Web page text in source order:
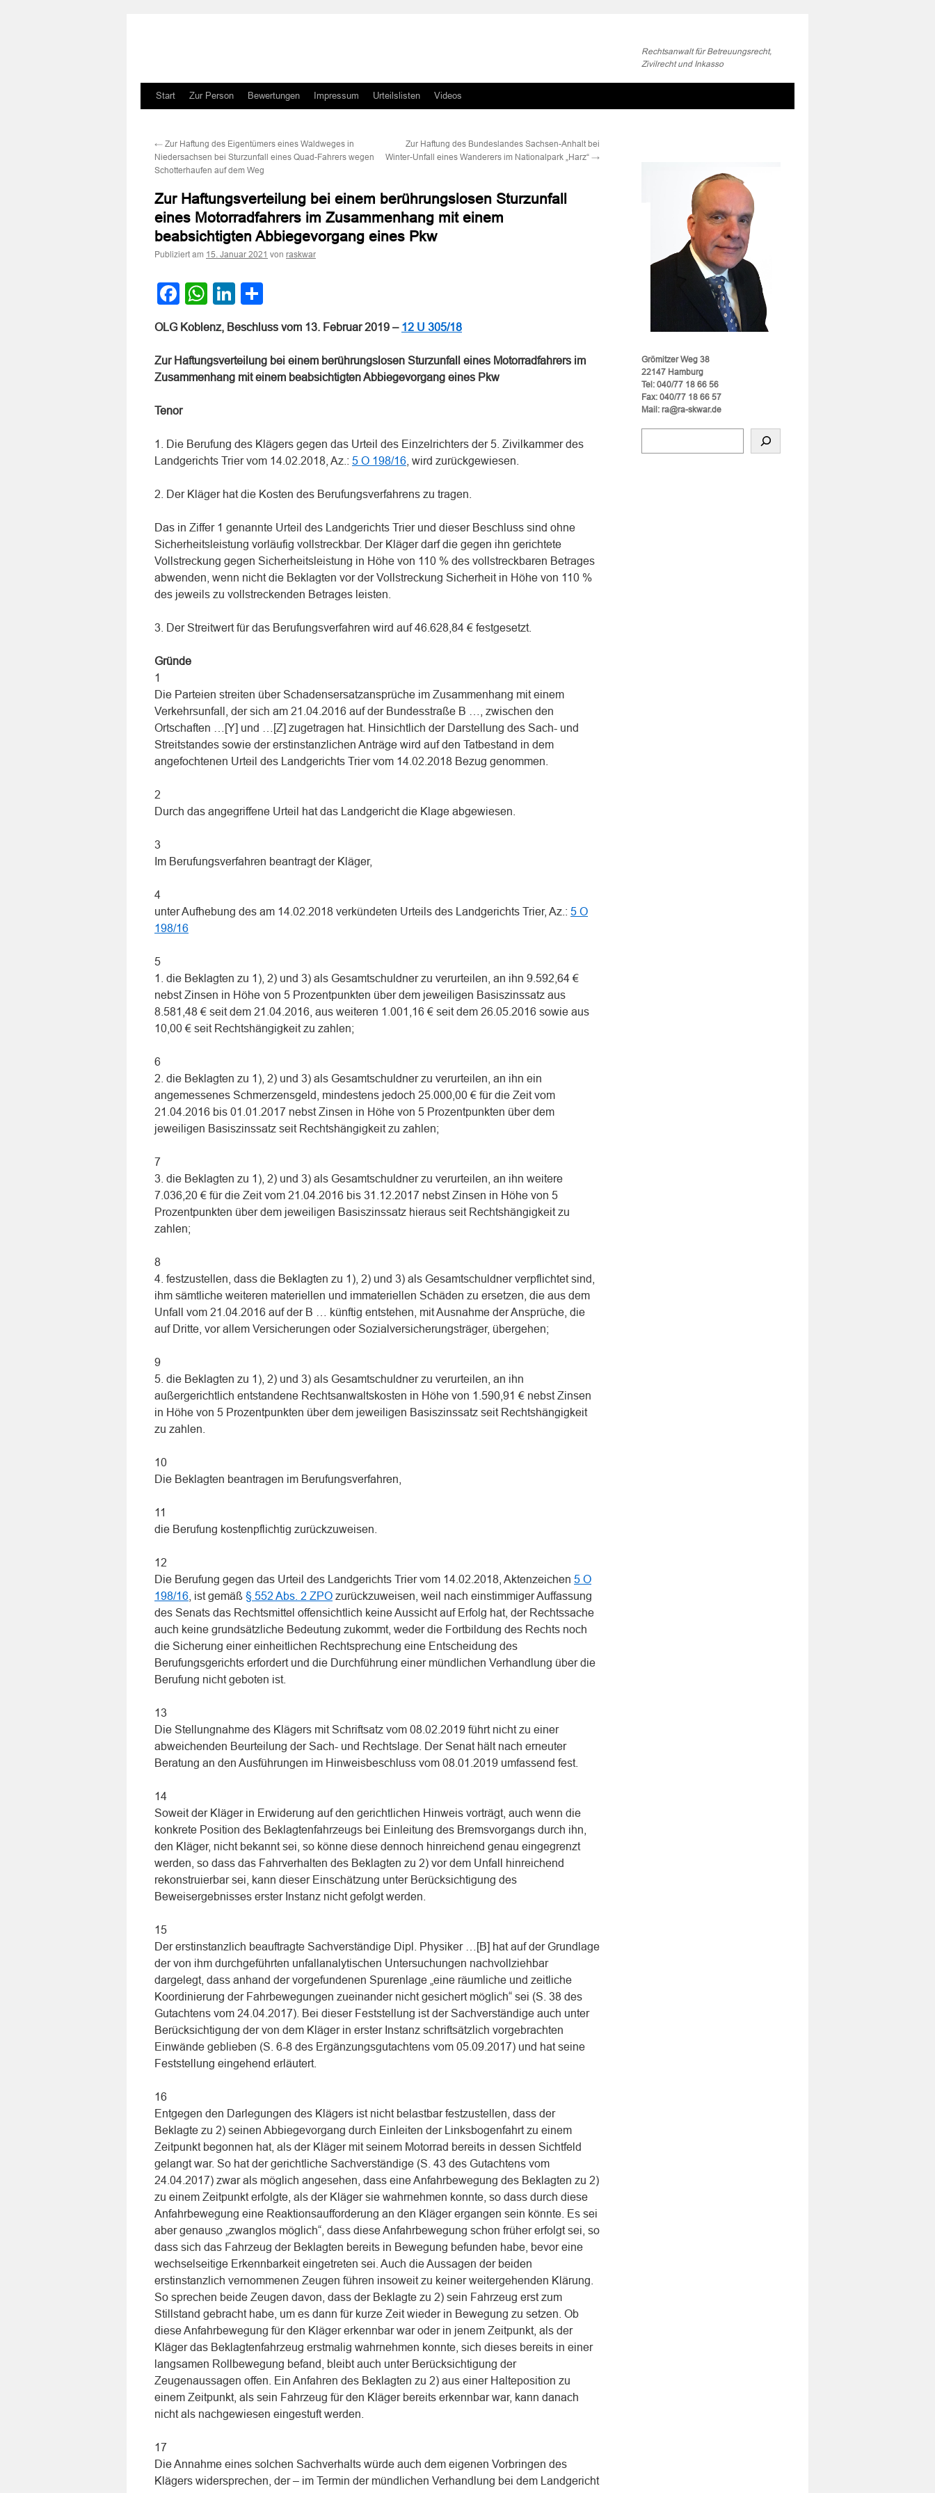
Rechtsanwalt für Betreuungsrecht,
Zivilrecht und Inkasso
Zum
springen
Start Zur Person Bewertungen Impressum Urteilslisten Videos
← Zur Haftung des Eigentümers eines Waldweges in
Niedersachsen bei Sturzunfall eines Quad-Fahrers wegen
Schotterhaufen auf dem Weg
Zur Haftung des Bundeslandes Sachsen-Anhalt bei
Winter-Unfall eines Wanderers im Nationalpark „Harz“ →
Zur Haftungsverteilung bei einem berührungslosen Sturzunfall
eines Motorradfahrers im Zusammenhang mit einem
beabsichtigten Abbiegevorgang eines Pkw
Publiziert am 15. Januar 2021 von raskwar
Facebook
WhatsApp
LinkedIn
OLG Koblenz, Beschluss vom 13. Februar 2019 – 12 U 305/18
Zur Haftungsverteilung bei einem berührungslosen Sturzunfall eines Motorradfahrers im
Zusammenhang mit einem beabsichtigten Abbiegevorgang eines Pkw
Tenor
1. Die Berufung des Klägers gegen das Urteil des Einzelrichters der 5. Zivilkammer des
Landgerichts Trier vom 14.02.2018, Az.: 5 O 198/16 , wird zurückgewiesen.
2. Der Kläger hat die Kosten des Berufungsverfahrens zu tragen.
Das in Ziffer 1 genannte Urteil des Landgerichts Trier und dieser Beschluss sind ohne
Sicherheitsleistung vorläufig vollstreckbar. Der Kläger darf die gegen ihn gerichtete
Vollstreckung gegen Sicherheitsleistung in Höhe von 110 % des vollstreckbaren Betrages
abwenden, wenn nicht die Beklagten vor der Vollstreckung Sicherheit in Höhe von 110 %
des jeweils zu vollstreckenden Betrages leisten.
3. Der Streitwert für das Berufungsverfahren wird auf 46.628,84 € festgesetzt.
Gründe
1
Die Parteien streiten über Schadensersatzansprüche im Zusammenhang mit einem
Verkehrsunfall, der sich am 21.04.2016 auf der Bundesstraße B …, zwischen den
Ortschaften …[Y] und …[Z] zugetragen hat. Hinsichtlich der Darstellung des Sach- und
Streitstandes sowie der erstinstanzlichen Anträge wird auf den Tatbestand in dem
angefochtenen Urteil des Landgerichts Trier vom 14.02.2018 Bezug genommen.
2
Durch das angegriffene Urteil hat das Landgericht die Klage abgewiesen.
3
Im Berufungsverfahren beantragt der Kläger,
4
unter Aufhebung des am 14.02.2018 verkündeten Urteils des Landgerichts Trier, Az.: 5 O
198/16
5
1. die Beklagten zu 1), 2) und 3) als Gesamtschuldner zu verurteilen, an ihn 9.592,64 €
nebst Zinsen in Höhe von 5 Prozentpunkten über dem jeweiligen Basiszinssatz aus
8.581,48 € seit dem 21.04.2016, aus weiteren 1.001,16 € seit dem 26.05.2016 sowie aus
10,00 € seit Rechtshängigkeit zu zahlen;
6
2. die Beklagten zu 1), 2) und 3) als Gesamtschuldner zu verurteilen, an ihn ein
angemessenes Schmerzensgeld, mindestens jedoch 25.000,00 € für die Zeit vom
21.04.2016 bis 01.01.2017 nebst Zinsen in Höhe von 5 Prozentpunkten über dem
jeweiligen Basiszinssatz seit Rechtshängigkeit zu zahlen;
7
3. die Beklagten zu 1), 2) und 3) als Gesamtschuldner zu verurteilen, an ihn weitere
7.036,20 € für die Zeit vom 21.04.2016 bis 31.12.2017 nebst Zinsen in Höhe von 5
Prozentpunkten über dem jeweiligen Basiszinssatz hieraus seit Rechtshängigkeit zu
zahlen;
8
4. festzustellen, dass die Beklagten zu 1), 2) und 3) als Gesamtschuldner verpflichtet sind,
ihm sämtliche weiteren materiellen und immateriellen Schäden zu ersetzen, die aus dem
Unfall vom 21.04.2016 auf der B … künftig entstehen, mit Ausnahme der Ansprüche, die
auf Dritte, vor allem Versicherungen oder Sozialversicherungsträger, übergehen;
9
5. die Beklagten zu 1), 2) und 3) als Gesamtschuldner zu verurteilen, an ihn
außergerichtlich entstandene Rechtsanwaltskosten in Höhe von 1.590,91 € nebst Zinsen
in Höhe von 5 Prozentpunkten über dem jeweiligen Basiszinssatz seit Rechtshängigkeit
zu zahlen.
10
Die Beklagten beantragen im Berufungsverfahren,
11
die Berufung kostenpflichtig zurückzuweisen.
12
Die Berufung gegen das Urteil des Landgerichts Trier vom 14.02.2018, Aktenzeichen 5 O
198/16 , ist gemäß § 552 Abs. 2 ZPO zurückzuweisen, weil nach einstimmiger Auffassung
des Senats das Rechtsmittel offensichtlich keine Aussicht auf Erfolg hat, der Rechtssache
auch keine grundsätzliche Bedeutung zukommt, weder die Fortbildung des Rechts noch
die Sicherung einer einheitlichen Rechtsprechung eine Entscheidung des
Berufungsgerichts erfordert und die Durchführung einer mündlichen Verhandlung über die
Berufung nicht geboten ist.
13
Die Stellungnahme des Klägers mit Schriftsatz vom 08.02.2019 führt nicht zu einer
abweichenden Beurteilung der Sach- und Rechtslage. Der Senat hält nach erneuter
Beratung an den Ausführungen im Hinweisbeschluss vom 08.01.2019 umfassend fest.
14
Soweit der Kläger in Erwiderung auf den gerichtlichen Hinweis vorträgt, auch wenn die
konkrete Position des Beklagtenfahrzeugs bei Einleitung des Bremsvorgangs durch ihn,
den Kläger, nicht bekannt sei, so könne diese dennoch hinreichend genau eingegrenzt
werden, so dass das Fahrverhalten des Beklagten zu 2) vor dem Unfall hinreichend
rekonstruierbar sei, kann dieser Einschätzung unter Berücksichtigung des
Beweisergebnisses erster Instanz nicht gefolgt werden.
15
Der erstinstanzlich beauftragte Sachverständige Dipl. Physiker …[B] hat auf der Grundlage
der von ihm durchgeführten unfallanalytischen Untersuchungen nachvollziehbar
dargelegt, dass anhand der vorgefundenen Spurenlage „eine räumliche und zeitliche
Koordinierung der Fahrbewegungen zueinander nicht gesichert möglich“ sei (S. 38 des
Gutachtens vom 24.04.2017). Bei dieser Feststellung ist der Sachverständige auch unter
Berücksichtigung der von dem Kläger in erster Instanz schriftsätzlich vorgebrachten
Einwände geblieben (S. 6-8 des Ergänzungsgutachtens vom 05.09.2017) und hat seine
Feststellung eingehend erläutert.
16
Entgegen den Darlegungen des Klägers ist nicht belastbar festzustellen, dass der
Beklagte zu 2) seinen Abbiegevorgang durch Einleiten der Linksbogenfahrt zu einem
Zeitpunkt begonnen hat, als der Kläger mit seinem Motorrad bereits in dessen Sichtfeld
gelangt war. So hat der gerichtliche Sachverständige (S. 43 des Gutachtens vom
24.04.2017) zwar als möglich angesehen, dass eine Anfahrbewegung des Beklagten zu 2)
zu einem Zeitpunkt erfolgte, als der Kläger sie wahrnehmen konnte, so dass durch diese
Anfahrbewegung eine Reaktionsaufforderung an den Kläger ergangen sein könnte. Es sei
aber genauso „zwanglos möglich“, dass diese Anfahrbewegung schon früher erfolgt sei, so
dass sich das Fahrzeug der Beklagten bereits in Bewegung befunden habe, bevor eine
wechselseitige Erkennbarkeit eingetreten sei. Auch die Aussagen der beiden
erstinstanzlich vernommenen Zeugen führen insoweit zu keiner weitergehenden Klärung.
So sprechen beide Zeugen davon, dass der Beklagte zu 2) sein Fahrzeug erst zum
Stillstand gebracht habe, um es dann für kurze Zeit wieder in Bewegung zu setzen. Ob
diese Anfahrbewegung für den Kläger erkennbar war oder in jenem Zeitpunkt, als der
Kläger das Beklagtenfahrzeug erstmalig wahrnehmen konnte, sich dieses bereits in einer
langsamen Rollbewegung befand, bleibt auch unter Berücksichtigung der
Zeugenaussagen offen. Ein Anfahren des Beklagten zu 2) aus einer Halteposition zu
einem Zeitpunkt, als sein Fahrzeug für den Kläger bereits erkennbar war, kann danach
nicht als nachgewiesen eingestuft werden.
17
Die Annahme eines solchen Sachverhalts würde auch dem eigenen Vorbringen des
Klägers widersprechen, der – im Termin der mündlichen Verhandlung bei dem Landgericht
Grömitzer Weg 38
22147 Hamburg
Tel: 040/77 18 66 56
Fax: 040/77 18 66 57
Mail: ra@ra-skwar.de